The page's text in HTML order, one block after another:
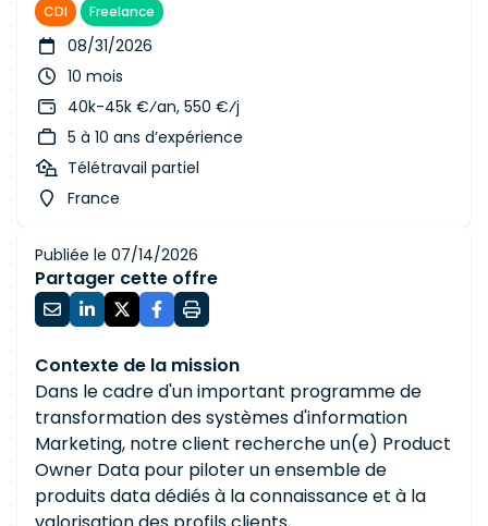
CDI Freelance
08/31/2026
10 mois
40k-45k €⁄an, 550 €⁄j
5 à 10 ans d’expérience
Télétravail partiel
France
Publiée le 07/14/2026
Partager cette offre
Contexte de la mission
Dans le cadre d'un important programme de
transformation des systèmes d'information
Marketing, notre client recherche un(e) Product
Owner Data pour piloter un ensemble de
produits data dédiés à la connaissance et à la